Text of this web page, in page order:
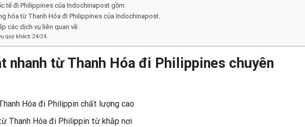
tế đi Philippines của Indochinapost gồm:
hóa từ Thanh Hóa đi Philippines của Indochinapost.
các dịch vụ liên quan về:
quý khách 24/24.
nhanh từ Thanh Hóa đi Philippines chuyên
Hóa đi Philippin chất lượng cao
Thanh Hóa đi Philippin từ khắp nơi